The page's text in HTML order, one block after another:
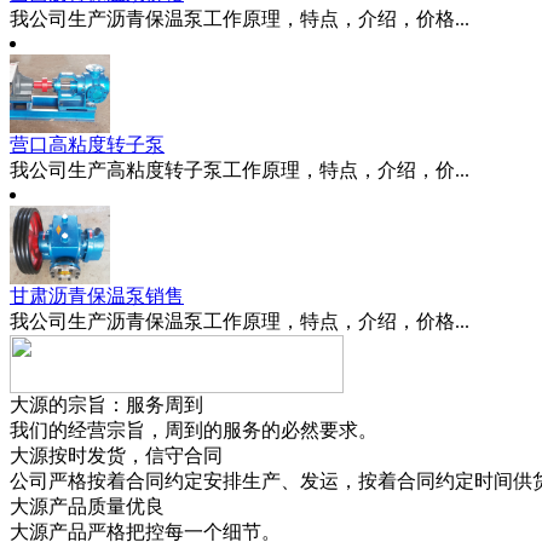
我公司生产沥青保温泵工作原理，特点，介绍，价格...
营口高粘度转子泵
我公司生产高粘度转子泵工作原理，特点，介绍，价...
甘肃沥青保温泵销售
我公司生产沥青保温泵工作原理，特点，介绍，价格...
大源的宗旨：服务周到
我们的经营宗旨，周到的服务的必然要求。
大源按时发货，信守合同
公司严格按着合同约定安排生产、发运，按着合同约定时间供
大源产品质量优良
大源产品严格把控每一个细节。